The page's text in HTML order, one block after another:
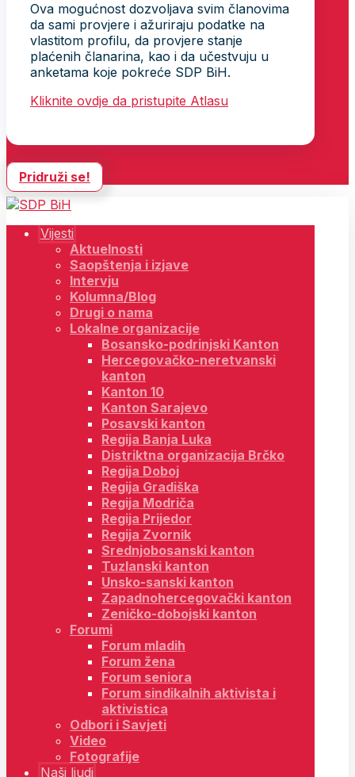
Ova mogućnost dozvoljava svim članovima
da sami provjere i ažuriraju podatke na
vlastitom profilu, da provjere stanje
plaćenih članarina, kao i da učestvuju u
anketama koje pokreće SDP BiH.
Kliknite ovdje da pristupite Atlasu
Pridruži se!
Vijesti
Aktuelnosti
Saopštenja i izjave
Intervju
Kolumna/Blog
Drugi o nama
Lokalne organizacije
Bosansko-podrinjski Kanton
Hercegovačko-neretvanski
kanton
Kanton 10
Kanton Sarajevo
Posavski kanton
Regija Banja Luka
Distriktna organizacija Brčko
Regija Doboj
Regija Gradiška
Regija Modriča
Regija Prijedor
Regija Zvornik
Srednjobosanski kanton
Tuzlanski kanton
Unsko-sanski kanton
Zapadnohercegovački kanton
Zeničko-dobojski kanton
Forumi
Forum mladih
Forum žena
Forum seniora
Forum sindikalnih aktivista i
aktivistica
Odbori i Savjeti
Video
Fotografije
Naši ljudi